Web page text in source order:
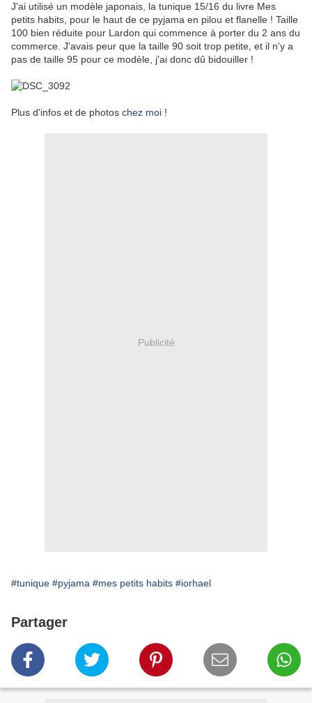
J'ai utilisé un modèle japonais, la tunique 15/16 du livre Mes
petits habits, pour le haut de ce pyjama en pilou et flanelle ! Taille
100 bien réduite pour Lardon qui commence à porter du 2 ans du
commerce. J'avais peur que la taille 90 soit trop petite, et il n'y a
pas de taille 95 pour ce modèle, j'ai donc dû bidouiller !
Plus d'infos et de photos chez moi !
Publicité
#tunique #pyjama #mes petits habits #iorhael
Partager